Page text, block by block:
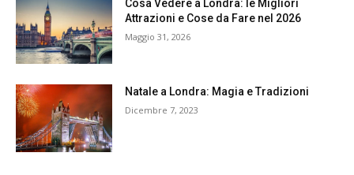
Cosa Vedere a Londra: le Migliori
Attrazioni e Cose da Fare nel 2026
Maggio 31, 2026
Natale a Londra: Magia e Tradizioni
Dicembre 7, 2023